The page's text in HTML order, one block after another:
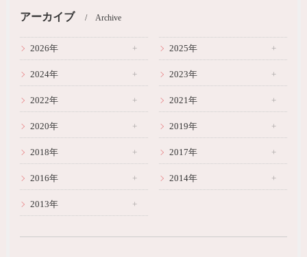
アーカイブ Archive
2026年 2025年
2024年 2023年
2022年 2021年
2020年 2019年
2018年 2017年
2016年 2014年
2013年